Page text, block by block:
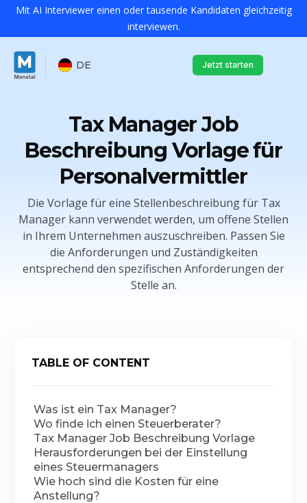
Mit AI Interviewer einen oder tausende Kandidaten gleichzeitig
interviewen.
DE Jetzt starten
Tax Manager Job
Beschreibung Vorlage für
Personalvermittler
Die Vorlage für eine Stellenbeschreibung für Tax
Manager kann verwendet werden, um offene Stellen
in Ihrem Unternehmen auszuschreiben. Passen Sie
die Anforderungen und Zuständigkeiten
entsprechend den spezifischen Anforderungen der
Stelle an.
TABLE OF CONTENT
Was ist ein Tax Manager?
Wo finde ich einen Steuerberater?
Tax Manager Job Beschreibung Vorlage
Herausforderungen bei der Einstellung
eines Steuermanagers
Wie hoch sind die Kosten für eine
Anstellung?